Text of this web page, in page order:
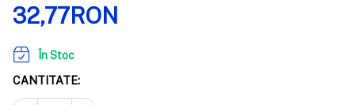
32,77RON
În Stoc
CANTITATE: